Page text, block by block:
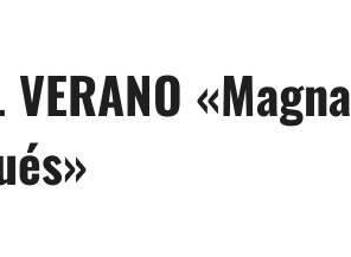
VERANO «Magna